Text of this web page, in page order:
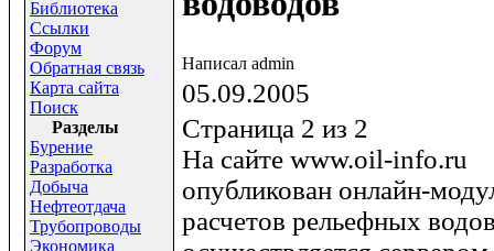
Библиотека
Ссылки
Форум
Обратная связь
Карта сайта
Поиск
Раздeлы
Бурение
Разработка
Добыча
Нефтеотдача
Трубопроводы
Экономика
Написал admin
05.09.2005
Страница 2 из 2
На сайте www.oil-info.ru
опубликован онлайн-
расчетов рельефных